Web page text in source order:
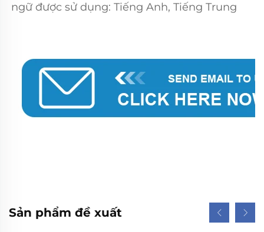
ngữ được sử dụng: Tiếng Anh, Tiếng Trung
Sản phẩm đề xuất